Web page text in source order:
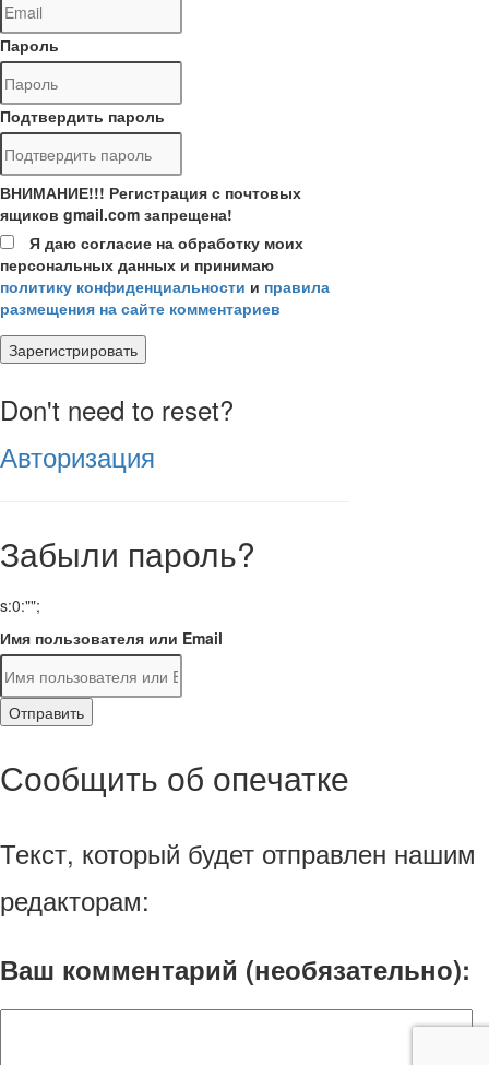
Пароль
Подтвердить пароль
ВНИМАНИЕ!!! Регистрация с почтовых
ящиков gmail.com запрещена!
Я даю согласие на обработку моих
персональных данных и принимаю
политику конфиденциальности и правила
размещения на сайте комментариев
Зарегистрировать
Don't need to reset?
Авторизация
Забыли пароль?
s:0:"";
Имя пользователя или Email
Отправить
Сообщить об опечатке
Текст, который будет отправлен нашим
редакторам:
Ваш комментарий (необязательно):